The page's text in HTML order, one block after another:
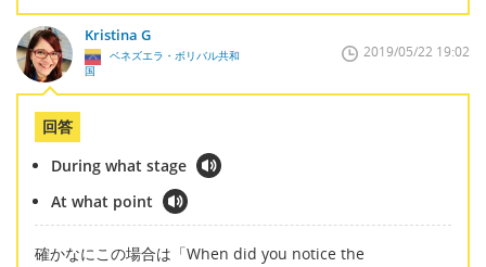
Kristina G
ベネズエラ・ボリバル共和
国
2019/05/22 19:02
回答
During what stage
At what point
確かなにこの場合は「When did you notice the